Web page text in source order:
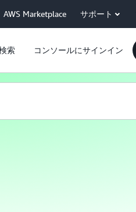
AWS Marketplace サポート
索 コンソールにサインイン